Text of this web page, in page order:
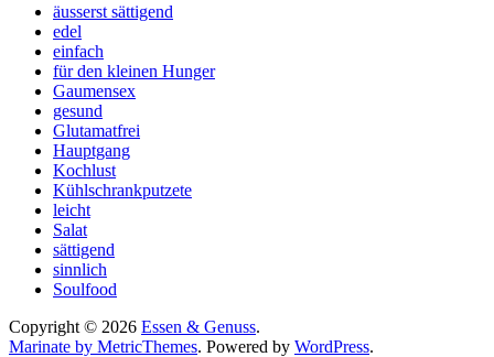
äusserst sättigend
edel
einfach
für den kleinen Hunger
Gaumensex
gesund
Glutamatfrei
Hauptgang
Kochlust
Kühlschrankputzete
leicht
Salat
sättigend
sinnlich
Soulfood
Copyright © 2026 Essen & Genuss.
Marinate by MetricThemes. Powered by WordPress.